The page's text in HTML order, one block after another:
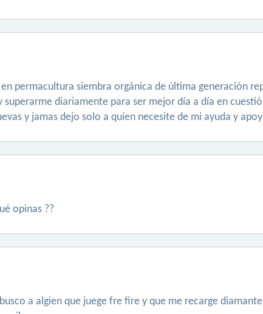
permacultura siembra orgánica de última generación
diariamente para ser mejor día a día en
y jamas dejo solo a quien necesite de mi ayuda y
opinas ??
a algien que juege fre fire y que me recarge